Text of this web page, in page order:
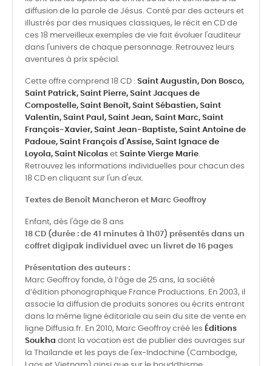
diffusion de la parole de Jésus. Conté par des acteurs et
illustrés par des musiques classiques, le récit en CD de
ces 18 merveilleux exemples de vie fait évoluer l'auditeur
dans l'univers de chaque personnage. Retrouvez leurs
aventures à prix spécial.
Cette offre comprend 18 CD : Saint Augustin, Don Bosco,
Saint Patrick, Saint Pierre, Saint Jacques de
Compostelle, Saint Benoît, Saint Sébastien, Saint
Valentin, Saint Paul, Saint Jean, Saint Marc, Saint
François-Xavier, Saint Jean-Baptiste, Saint Antoine de
Padoue, Saint François d'Assise, Saint Ignace de
Loyola, Saint Nicolas et Sainte Vierge Marie.
Retrouvez les informations individuelles pour chacun des
18 CD en cliquant sur l'un d'eux.
Textes de Benoît Mancheron et Marc Geoffroy
Enfant, dès l'âge de 8 ans
18 CD (durée : de 41 minutes à 1h07) présentés dans un
coffret digipak individuel avec un livret de 16 pages
Présentation des auteurs :
Marc Geoffroy fonde, à l’âge de 25 ans, la société
d’édition phonographique France Productions. En 2003, il
associe la diffusion de produits sonores ou écrits entrant
dans la même ligne éditoriale au sein du site de vente en
ligne Diffusia.fr. En 2010, Marc Geoffroy créé les Éditions
Soukha dont la vocation est de publier des ouvrages sur
la Thaïlande et les pays de l'ex-Indochine (Cambodge,